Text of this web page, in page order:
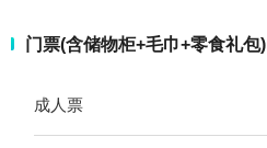
门票(含储物柜+毛巾+零食礼包)
成人票